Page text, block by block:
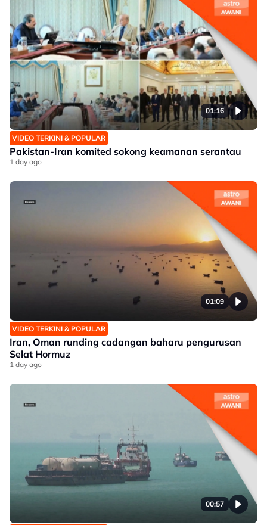
01:16
VIDEO TERKINI & POPULAR
Pakistan-Iran komited sokong keamanan serantau
1 day ago
01:09
VIDEO TERKINI & POPULAR
Iran, Oman runding cadangan baharu pengurusan
Selat Hormuz
1 day ago
00:57